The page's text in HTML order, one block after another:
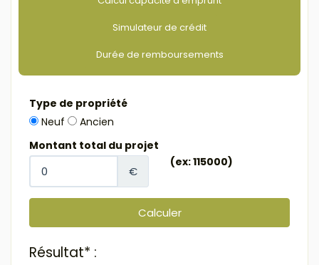
Simulateur de crédit
Durée de remboursements